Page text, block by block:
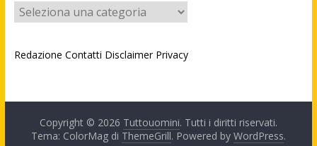
Categorie
Redazione Contatti Disclaimer Privacy
Copyright © 2026 Tuttouomini. Tutti i diritti riservati.
Tema: ColorMag di ThemeGrill. Powered by WordPress.